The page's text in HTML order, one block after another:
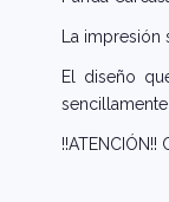
La
El diseño